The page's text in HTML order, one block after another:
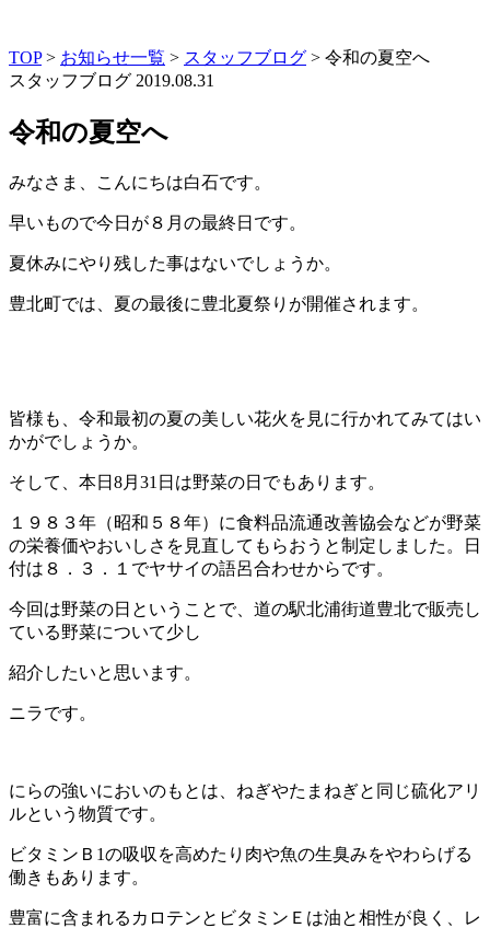
TOP> お知らせ一覧 > スタッフブログ > 令和の夏空へ
スタッフブログ 2019.08.31
令和の夏空へ
みなさま、こんにちは白石です。
早いもので今日が８月の最終日です。
夏休みにやり残した事はないでしょうか。
豊北町では、夏の最後に豊北夏祭りが開催されます。
皆様も、令和最初の夏の美しい花火を見に行かれてみてはい
かがでしょうか。
そして、本日8月31日は野菜の日でもあります。
１９８３年（昭和５８年）に食料品流通改善協会などが野菜
の栄養価やおいしさを見直してもらおうと制定しました。日
付は８．３．１でヤサイの語呂合わせからです。
今回は野菜の日ということで、道の駅北浦街道豊北で販売し
ている野菜について少し
紹介したいと思います。
ニラです。
にらの強いにおいのもとは、ねぎやたまねぎと同じ硫化アリ
ルという物質です。
ビタミンＢ1の吸収を高めたり肉や魚の生臭みをやわらげる
働きもあります。
豊富に含まれるカロテンとビタミンＥは油と相性が良く、レ